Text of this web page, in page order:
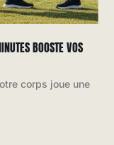
BOOSTE VOS
corps joue une